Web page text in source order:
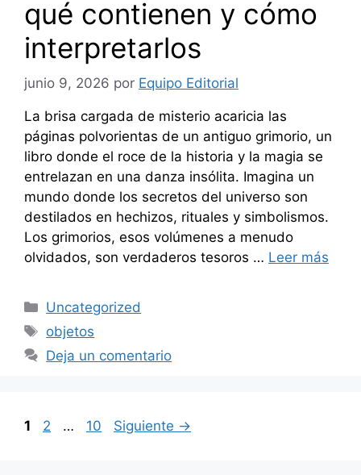
qué contienen y cómo
interpretarlos
junio 9, 2026 por Equipo Editorial
La brisa cargada de misterio acaricia las
páginas polvorientas de un antiguo grimorio, un
libro donde el roce de la historia y la magia se
entrelazan en una danza insólita. Imagina un
mundo donde los secretos del universo son
destilados en hechizos, rituales y simbolismos.
Los grimorios, esos volúmenes a menudo
olvidados, son verdaderos tesoros … Leer más
Categorías
Uncategorized
Etiquetas
objetos
Deja un comentario
Página
1 Página
2 … Página
10 Siguiente →